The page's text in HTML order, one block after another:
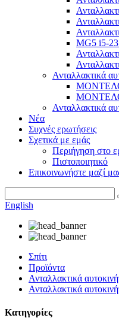
MG5 i5-23
Ανταλλακτικά
ΜΟΝΤΕΛΟ
ΜΟΝΤΕΛΟ
Ανταλλακτικά
Νέα
Συχνές ερωτήσεις
Σχετικά με εμάς
Περιήγηση στο
Πιστοποιητικό
Επικοινωνήστε μαζί
English
Σπίτι
Προϊόντα
Ανταλλακτικά
Ανταλλακτικά
Κατηγορίες